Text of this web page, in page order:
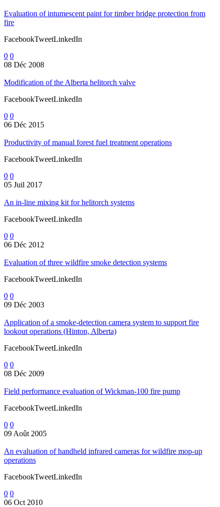
Evaluation of intumescent paint for timber bridge protection from
fire
FacebookTweetLinkedIn
0 0
08 Déc 2008
Modification of the Alberta helitorch valve
FacebookTweetLinkedIn
0 0
06 Déc 2015
Productivity of manual forest fuel treatment operations
FacebookTweetLinkedIn
0 0
05 Juil 2017
An in-line mixing kit for helitorch systems
FacebookTweetLinkedIn
0 0
06 Déc 2012
Evaluation of three wildfire smoke detection systems
FacebookTweetLinkedIn
0 0
09 Déc 2003
Application of a smoke-detection camera system to support fire
lookout operations (Hinton, Alberta)
FacebookTweetLinkedIn
0 0
08 Déc 2009
Field performance evaluation of Wickman-100 fire pump
FacebookTweetLinkedIn
0 0
09 Août 2005
An evaluation of handheld infrared cameras for wildfire mop-up
operations
FacebookTweetLinkedIn
0 0
06 Oct 2010